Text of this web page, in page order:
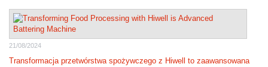
21/08/2024
Transformacja przetwórstwa spożywczego z Hiwell to zaawansowana